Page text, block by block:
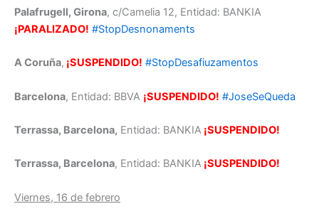
Palafrugell, Girona, c/Camelia 12, Entidad: BANKIA
¡PARALIZADO! #StopDesnonaments
A Coruña, ¡SUSPENDIDO! #StopDesafiuzamentos
Barcelona, Entidad: BBVA ¡SUSPENDIDO! #JoseSeQueda
Terrassa, Barcelona, Entidad: BANKIA ¡SUSPENDIDO!
Terrassa, Barcelona, Entidad: BANKIA ¡SUSPENDIDO!
Viernes, 16 de febrero